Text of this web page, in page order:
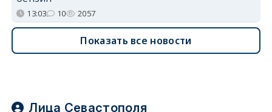
13:03 10 2057
Показать все новости
Лица Севастополя